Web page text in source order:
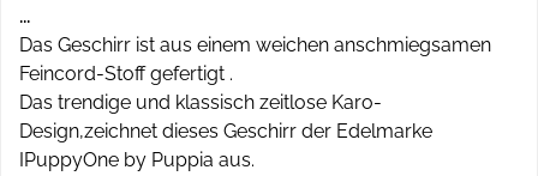
...
Das Geschirr ist aus einem weichen anschmiegsamen
Feincord-Stoff gefertigt .
Das trendige und klassisch zeitlose Karo-
Design,zeichnet dieses Geschirr der Edelmarke
IPuppyOne by Puppia aus.